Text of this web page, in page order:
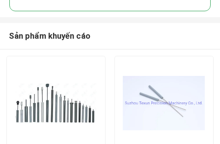
Sản phẩm khuyến cáo